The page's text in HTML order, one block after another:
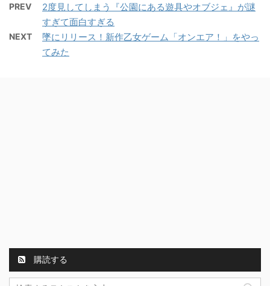
PREV
2度見してしまう『公園にある遊具やオブジェ』が謎
すぎて面白すぎる
NEXT
墜にリリース！新作乙女ゲーム「オンエア！」をやっ
てみた
購読する